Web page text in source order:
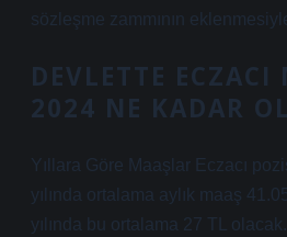
sözleşme zammının
DEVLETTE ECZACI
2024 NE KADAR
Yıllara Göre Maaşlar Eczacı
yılında ortalama aylık maaş
yılında bu ortalama 27 TL olacak.